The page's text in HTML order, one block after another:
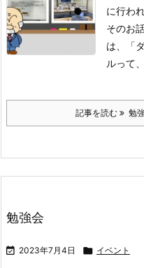
に行わ
そのお
は、「
ルって
記事を読む 勉
勉強会
 2023年7月4日  イベント